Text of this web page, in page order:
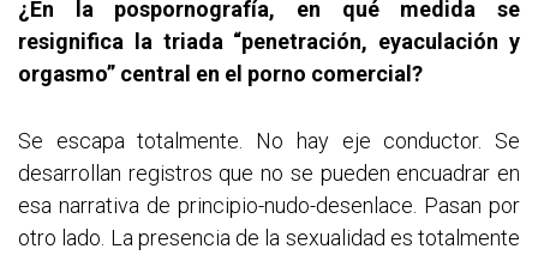
¿En la pospornografía, en qué medida se
resignifica la triada “penetración, eyaculación y
orgasmo” central en el porno comercial?
Se escapa totalmente. No hay eje conductor. Se
desarrollan registros que no se pueden encuadrar en
esa narrativa de principio-nudo-desenlace. Pasan por
otro lado. La presencia de la sexualidad es totalmente